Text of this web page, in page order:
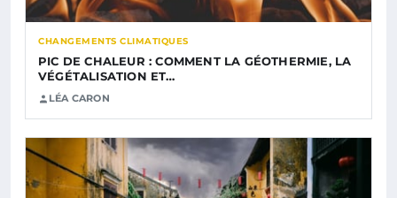
CHANGEMENTS CLIMATIQUES
PIC DE CHALEUR : COMMENT LA GÉOTHERMIE, LA
VÉGÉTALISATION ET…
LÉA CARON